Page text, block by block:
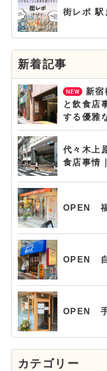
街レポ 駅
新着記事
新宿
と飲食店
する優雅
代々木上
食店事情
OPEN 福
OPEN 自
OPEN 手
カテゴリー